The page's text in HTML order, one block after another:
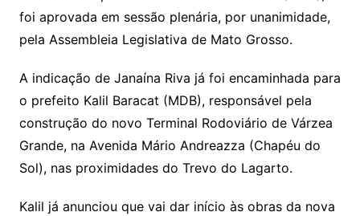
k p
a
sr
o
o
m
a
g
k.
c
m
e o
M
l
d
s
foi aprovada em sessão plenária, por unanimidade,
pela Assembleia Legislativa de Mato Grosso.
A indicação de Janaína Riva já foi encaminhada para
o prefeito Kalil Baracat (MDB), responsável pela
construção do novo Terminal Rodoviário de Várzea
Grande, na Avenida Mário Andreazza (Chapéu do
Sol), nas proximidades do Trevo do Lagarto.
Kalil já anunciou que vai dar início às obras da nova